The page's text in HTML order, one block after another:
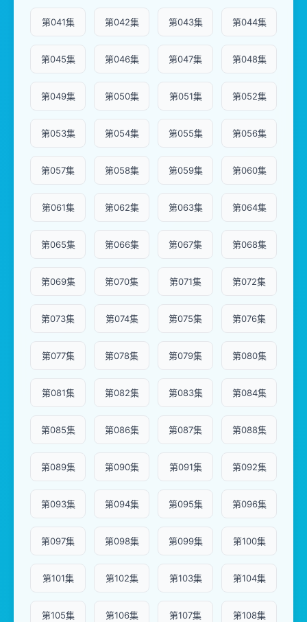
第041集 第042集 第043集 第044集
第045集 第046集 第047集 第048集
第049集 第050集 第051集 第052集
第053集 第054集 第055集 第056集
第057集 第058集 第059集 第060集
第061集 第062集 第063集 第064集
第065集 第066集 第067集 第068集
第069集 第070集 第071集 第072集
第073集 第074集 第075集 第076集
第077集 第078集 第079集 第080集
第081集 第082集 第083集 第084集
第085集 第086集 第087集 第088集
第089集 第090集 第091集 第092集
第093集 第094集 第095集 第096集
第097集 第098集 第099集 第100集
第101集 第102集 第103集 第104集
第105集 第106集 第107集 第108集